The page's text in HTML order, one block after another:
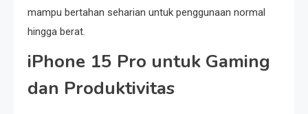
mampu bertahan seharian untuk penggunaan normal
hingga berat.
iPhone 15 Pro untuk Gaming
dan Produktivitas